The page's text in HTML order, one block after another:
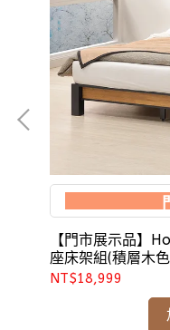
【門市展示品】
座床架組(積層木
NT$18,999